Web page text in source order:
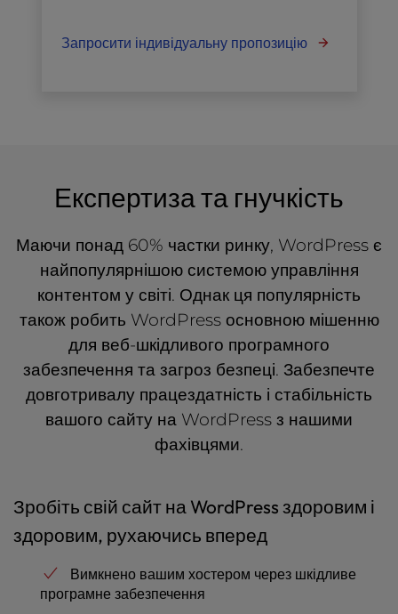
Запросити індивідуальну пропозицію
Експертиза та гнучкість
Маючи понад 60% частки ринку, WordPress є
найпопулярнішою системою управління
контентом у світі. Однак ця популярність
також робить WordPress основною мішенню
для веб-шкідливого програмного
забезпечення та загроз безпеці. Забезпечте
довготривалу працездатність і стабільність
вашого сайту на WordPress з нашими
фахівцями.
Зробіть свій сайт на WordPress здоровим і
здоровим, рухаючись вперед
Вимкнено вашим хостером через шкідливе
програмне забезпечення